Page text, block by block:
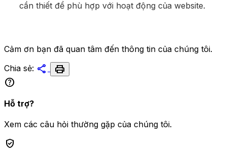
cần thiết để phù hợp với hoạt động của website.
Cảm ơn bạn đã quan tâm đến thông tin của chúng tôi.
Chia sẻ: share
print
help
Hỗ trợ?
Xem các câu hỏi thường gặp của chúng tôi.
verified_user